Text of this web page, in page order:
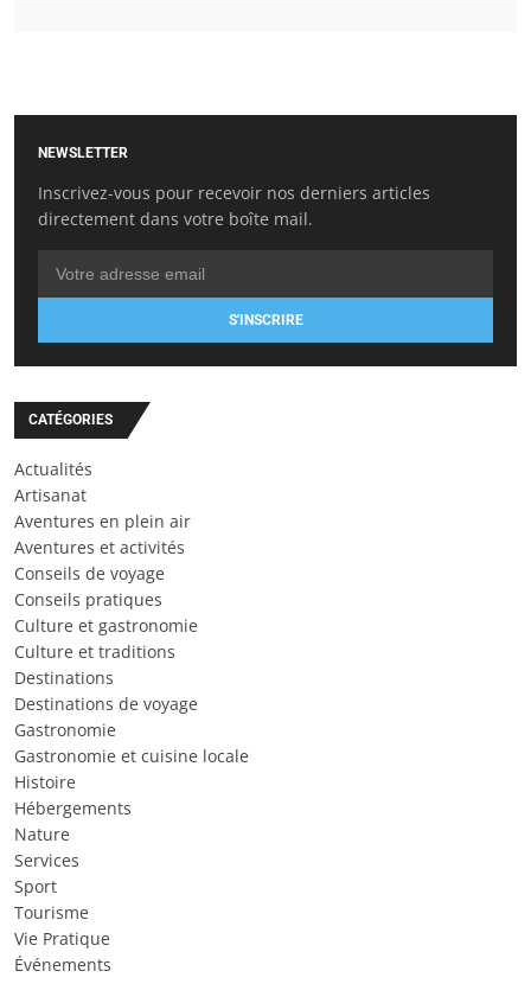
NEWSLETTER
Inscrivez-vous pour recevoir nos derniers articles
directement dans votre boîte mail.
S'INSCRIRE
CATÉGORIES
Actualités
Artisanat
Aventures en plein air
Aventures et activités
Conseils de voyage
Conseils pratiques
Culture et gastronomie
Culture et traditions
Destinations
Destinations de voyage
Gastronomie
Gastronomie et cuisine locale
Histoire
Hébergements
Nature
Services
Sport
Tourisme
Vie Pratique
Événements